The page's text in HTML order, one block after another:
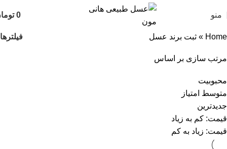
منو 0
Home
» ثبت برند عسل فیلترها
مرتب سازی بر اساس
محبوبیت
متوسط امتیاز
جدیدترین
قیمت: کم به زیاد
قیمت: زیاد به کم